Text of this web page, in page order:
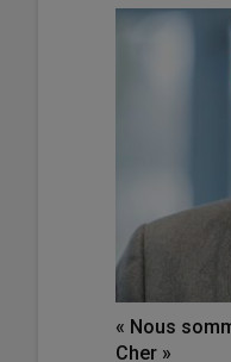
« Nous
Cher »